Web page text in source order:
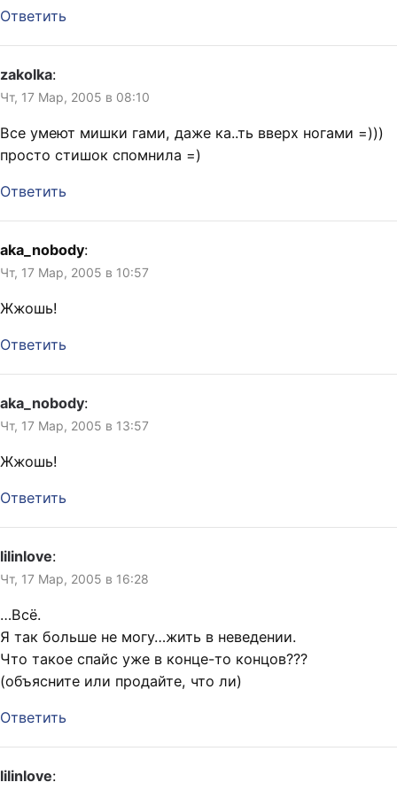
Ответить
zakolka:
Чт, 17 Мар, 2005 в 08:10
Все умеют мишки гами, даже ка..ть вверх ногами =)))
просто стишок спомнила =)
Ответить
aka_nobody:
Чт, 17 Мар, 2005 в 10:57
Жжошь!
Ответить
aka_nobody:
Чт, 17 Мар, 2005 в 13:57
Жжошь!
Ответить
lilinlove:
Чт, 17 Мар, 2005 в 16:28
…Всё.
Я так больше не могу…жить в неведении.
Что такое спайс уже в конце-то концов???
(объясните или продайте, что ли)
Ответить
lilinlove: